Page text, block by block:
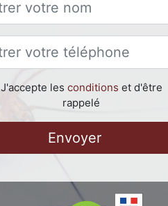
J'accepte les conditions et d'être
rappelé
Envoyer